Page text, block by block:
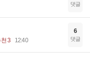
댓글
3 12:40
6
댓글